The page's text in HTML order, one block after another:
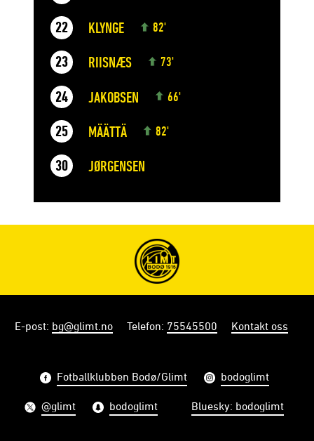
22 KLYNGE 82'
23 RIISNÆS 73'
24 JAKOBSEN 66'
25 MÄÄTTÄ 82'
30 JØRGENSEN
E-post: bg@glimt.no Telefon: 75545500 Kontakt oss
Fotballklubben Bodø/Glimt bodoglimt
@glimt bodoglimt Bluesky: bodoglimt